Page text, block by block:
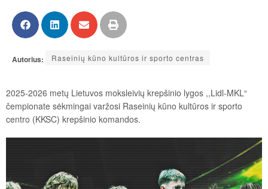
Autorius: Raseinių kūno kultūros ir sporto centras
2025-2026 metų Lietuvos moksleivių krepšinio lygos ,,Lidl-MKL“
čempionate sėkmingai varžosi Raseinių kūno kultūros ir sporto
centro (KKSC) krepšinio komandos.